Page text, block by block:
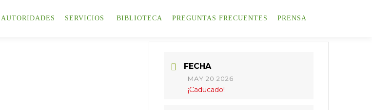
AUTORIDADES SERVICIOS BIBLIOTECA PREGUNTAS FRECUENTES PRENSA
FECHA
MAY 20 2026
¡Caducado!